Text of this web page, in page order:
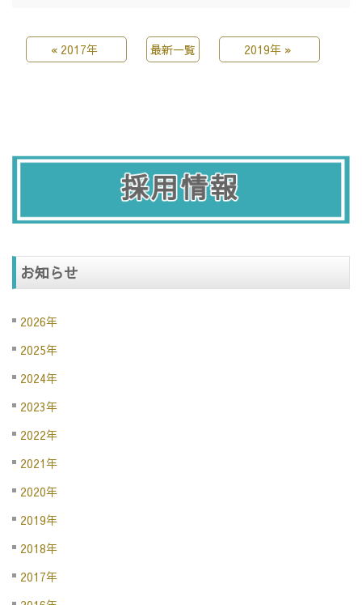
« 2017年 最新一覧 2019年»
お知らせ
2026年
2025年
2024年
2023年
2022年
2021年
2020年
2019年
2018年
2017年